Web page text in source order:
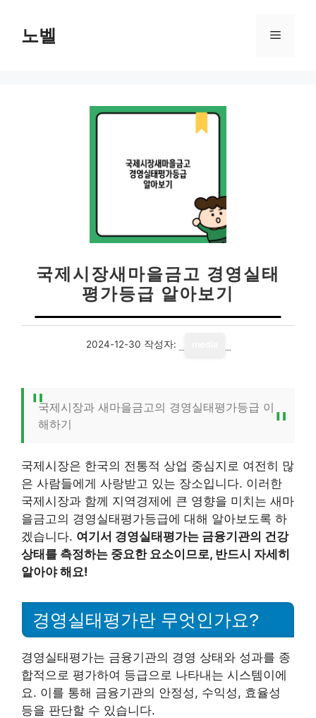
노벨 메
국제시장새마을금고 경영실태
평가등급 알아보기
2024-12-30 작성자:
국제시장과 새마을금고의 경영실태평가등급 이
해하기
국제시장은 한국의 전통적 상업 중심지로 여전히 많
은 사람들에게 사랑받고 있는 장소입니다. 이러한
국제시장과 함께 지역경제에 큰 영향을 미치는 새마
을금고의 경영실태평가등급에 대해 알아보도록 하
겠습니다. 여기서 경영실태평가는 금융기관의 건강
상태를 측정하는 중요한 요소이므로, 반드시 자세히
알아야 해요!
경영실태평가란 무엇인가요?
경영실태평가는 금융기관의 경영 상태와 성과를 종
합적으로 평가하여 등급으로 나타내는 시스템이에
요. 이를 통해 금융기관의 안정성, 수익성, 효율성
등을 판단할 수 있습니다.